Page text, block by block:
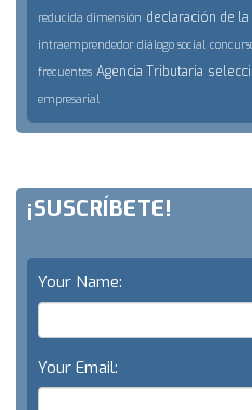
reducida dimensión declaración de la
intraemprendedor diálogo social
frecuentes Agencia Tributaria
empresarial
¡SUSCRÍBETE!
Your Name:
Your Email: